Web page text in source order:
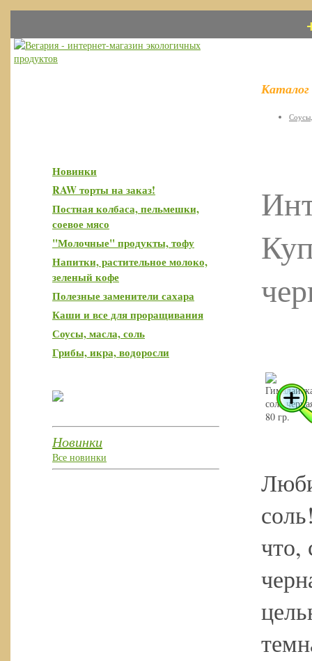
Новинки
RAW торты на заказ!
Постная колбаса, пельмешки,
соевое мясо
"Молочные" продукты, тофу
Напитки, растительное молоко,
зеленый кофе
Полезные заменители сахара
Каши и все для проращивания
Соусы, масла, соль
Грибы, икра, водоросли
Новинки
Все новинки
Каталог
что,